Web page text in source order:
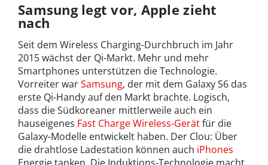
Samsung legt vor, Apple zieht
nach
Seit dem Wireless Charging-Durchbruch im Jahr
2015 wächst der Qi-Markt. Mehr und mehr
Smartphones unterstützen die Technologie.
Vorreiter warSamsung, der mit dem Galaxy S6 das
erste Qi-Handy auf den Markt brachte. Logisch,
dass die Südkoreaner mittlerweile auch ein
hauseigenes Fast Charge Wireless-Gerätfür die
Galaxy-Modelle entwickelt haben. Der Clou: Über
die drahtlose Ladestation können auch iPhones